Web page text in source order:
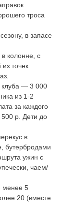
троса
в запасе
колонне, с
точек
клуба — 3 000
из 1-2
за каждого
500 р. Дети до
в
бутербродами
ужин с
чаем/
менее 5
20 (вместе